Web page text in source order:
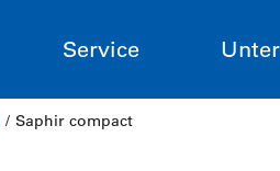
Service
/ Saphir compact